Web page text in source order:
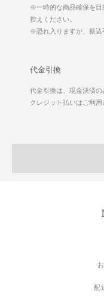
※一時的な商品確保を目
控えください。
※恐れ入りますが、振込
代金引換
代金引換は、現金決済の
クレジット払いはご利用
配